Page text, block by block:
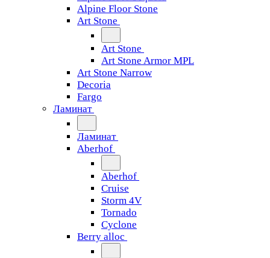
Alpine Floor Stone
Art Stone
Art Stone
Art Stone Armor MPL
Art Stone Narrow
Decoria
Fargo
Ламинат
Ламинат
Aberhof
Aberhof
Cruise
Storm 4V
Tornado
Сyclone
Berry alloc